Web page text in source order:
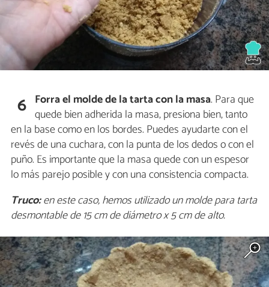
6 Forra el molde de la tarta con la masa. Para que
quede bien adherida la masa, presiona bien, tanto
en la base como en los bordes. Puedes ayudarte con el
revés de una cuchara, con la punta de los dedos o con el
puño. Es importante que la masa quede con un espesor
lo más parejo posible y con una consistencia compacta.
Truco:en este caso, hemos utilizado un molde para tarta
desmontable de 15 cm de diámetro x 5 cm de alto.